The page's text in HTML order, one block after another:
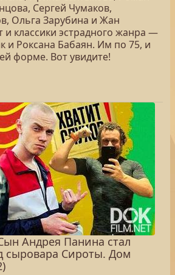
Сергей Чумаков,
Ольга Зарубина и Жан
классики эстрадного жанра —
и Роксана Бабаян. Им по 75, и
форме. Вот увидите!
Андрея Панина стал
сыровара Сироты. Дом